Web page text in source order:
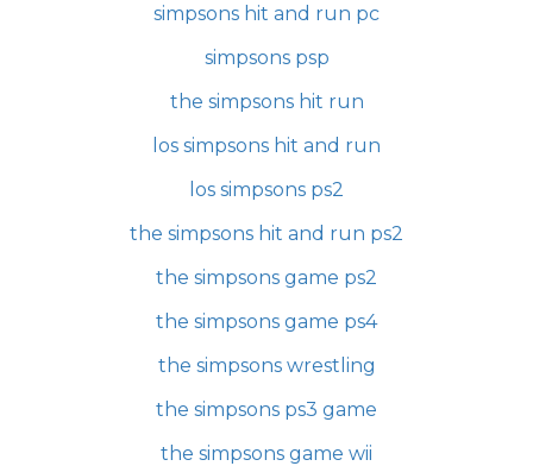
simpsons hit and run pc
simpsons psp
the simpsons hit run
los simpsons hit and run
los simpsons ps2
the simpsons hit and run ps2
the simpsons game ps2
the simpsons game ps4
the simpsons wrestling
the simpsons ps3 game
the simpsons game wii